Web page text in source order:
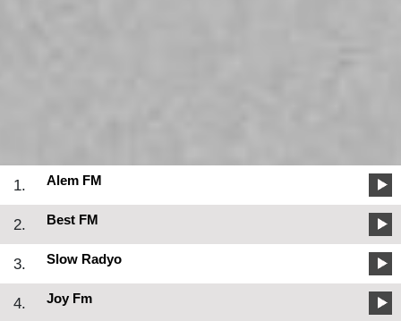
1. Alem FM
2. Best FM
3. Slow Radyo
4. Joy Fm